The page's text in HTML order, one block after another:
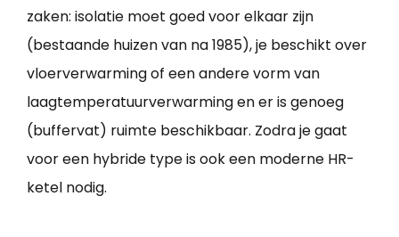
zaken: isolatie moet goed voor elkaar zijn
(bestaande huizen van na 1985), je beschikt over
vloerverwarming of een andere vorm van
laagtemperatuurverwarming en er is genoeg
(buffervat) ruimte beschikbaar. Zodra je gaat
voor een hybride type is ook een moderne HR-
ketel nodig.